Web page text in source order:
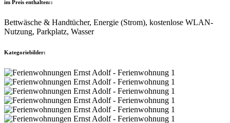
im Preis enthalten::
Bettwäsche & Handtücher, Energie (Strom), kostenlose WLAN-
Nutzung, Parkplatz, Wasser
Kategoriebilder: